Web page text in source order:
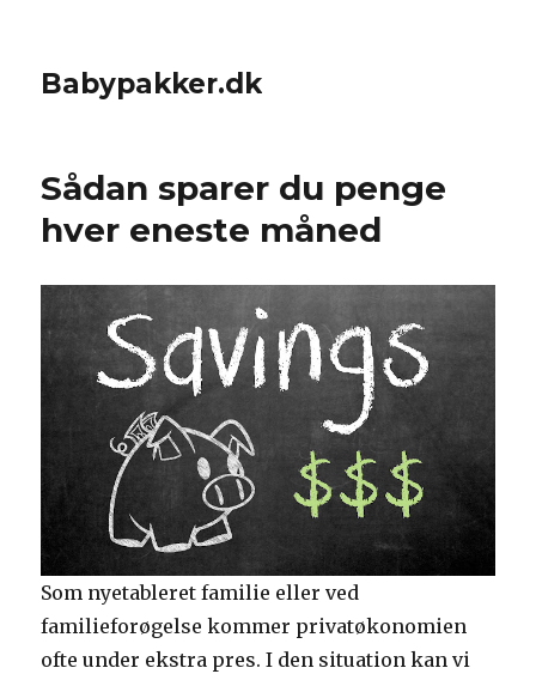
Babypakker.dk
Sådan sparer du penge
hver eneste måned
Som nyetableret familie eller ved
familieforøgelse kommer privatøkonomien
ofte under ekstra pres. I den situation kan vi